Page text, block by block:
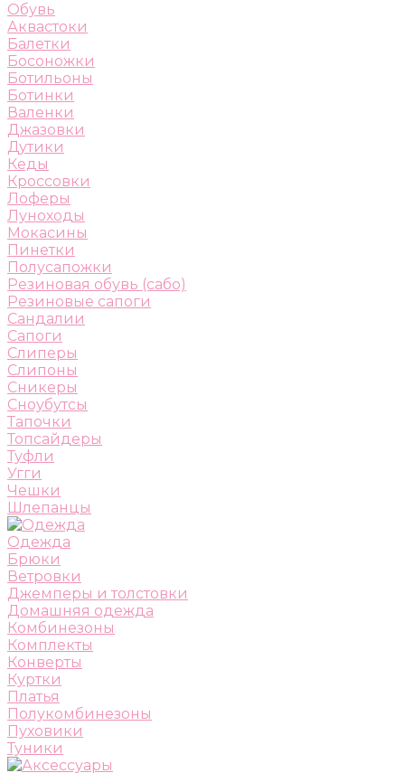
Обувь
Аквастоки
Балетки
Босоножки
Ботильоны
Ботинки
Валенки
Джазовки
Дутики
Кеды
Кроссовки
Лоферы
Луноходы
Мокасины
Пинетки
Полусапожки
Резиновая обувь (сабо)
Резиновые сапоги
Сандалии
Сапоги
Слиперы
Слипоны
Сникеры
Сноубутсы
Тапочки
Топсайдеры
Туфли
Угги
Чешки
Шлепанцы
Одежда
Брюки
Ветровки
Джемперы и толстовки
Домашняя одежда
Комбинезоны
Комплекты
Конверты
Куртки
Платья
Полукомбинезоны
Пуховики
Туники